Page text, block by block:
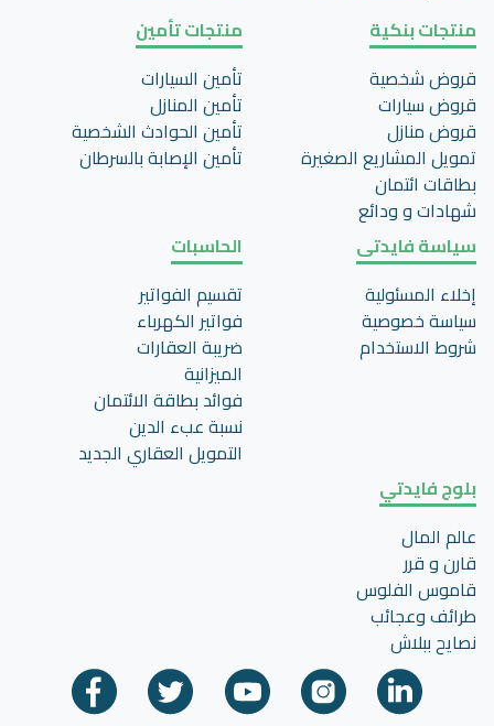
منتجات بنكية
قروض شخصية
قروض سيارات
قروض منازل
تمويل المشاريع الصغيرة
بطاقات ائتمان
شهادات و ودائع
منتجات تأمين
تأمين السيارات
تأمين المنازل
تأمين الحوادث الشخصية
تأمين اﻹصابة بالسرطان
سياسة فايدتى
إخلاء المسئولية
سياسة خصوصية
شروط الاستخدام
الحاسبات
تقسيم الفواتير
فواتير الكهرباء
ضريبة العقارات
الميزانية
فوائد بطاقة الائتمان
نسبة عبء الدين
التمويل العقاري الجديد
بلوج فايدتي
عالم المال
قارن و قرر
قاموس الفلوس
طرائف وعجائب
نصايح ببلاش